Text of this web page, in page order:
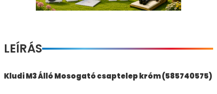
LEÍRÁS
Kludi M3 Álló Mosogató csaptelep króm (585740575)